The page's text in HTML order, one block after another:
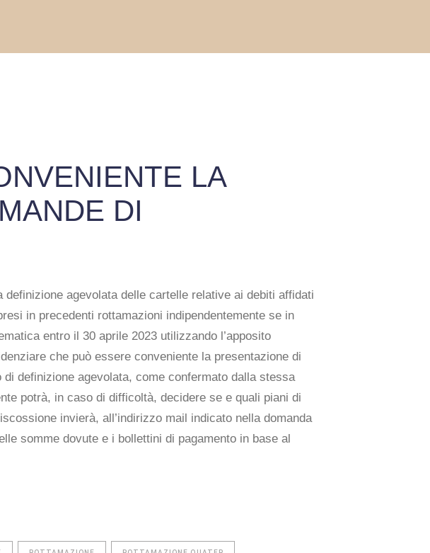
LA
DI
agevolata delle cartelle relative ai debiti affidati
in precedenti rottamazioni indipendentemente se in
entro il 30 aprile 2023 utilizzando l’apposito
che può essere conveniente la presentazione di
definizione agevolata, come confermato dalla stessa
potrà, in caso di difficoltà, decidere se e quali piani di
invierà, all’indirizzo mail indicato nella domanda
somme dovute e i bollettini di pagamento in base al